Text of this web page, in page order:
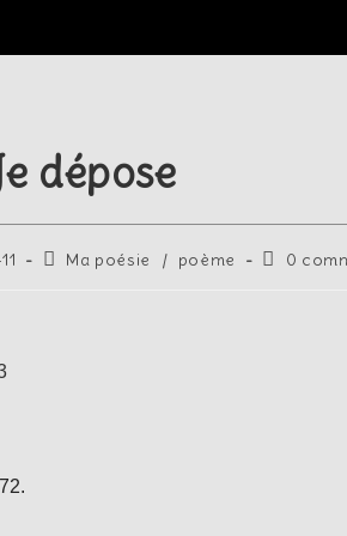
dépose
Ma poésie / poème 0